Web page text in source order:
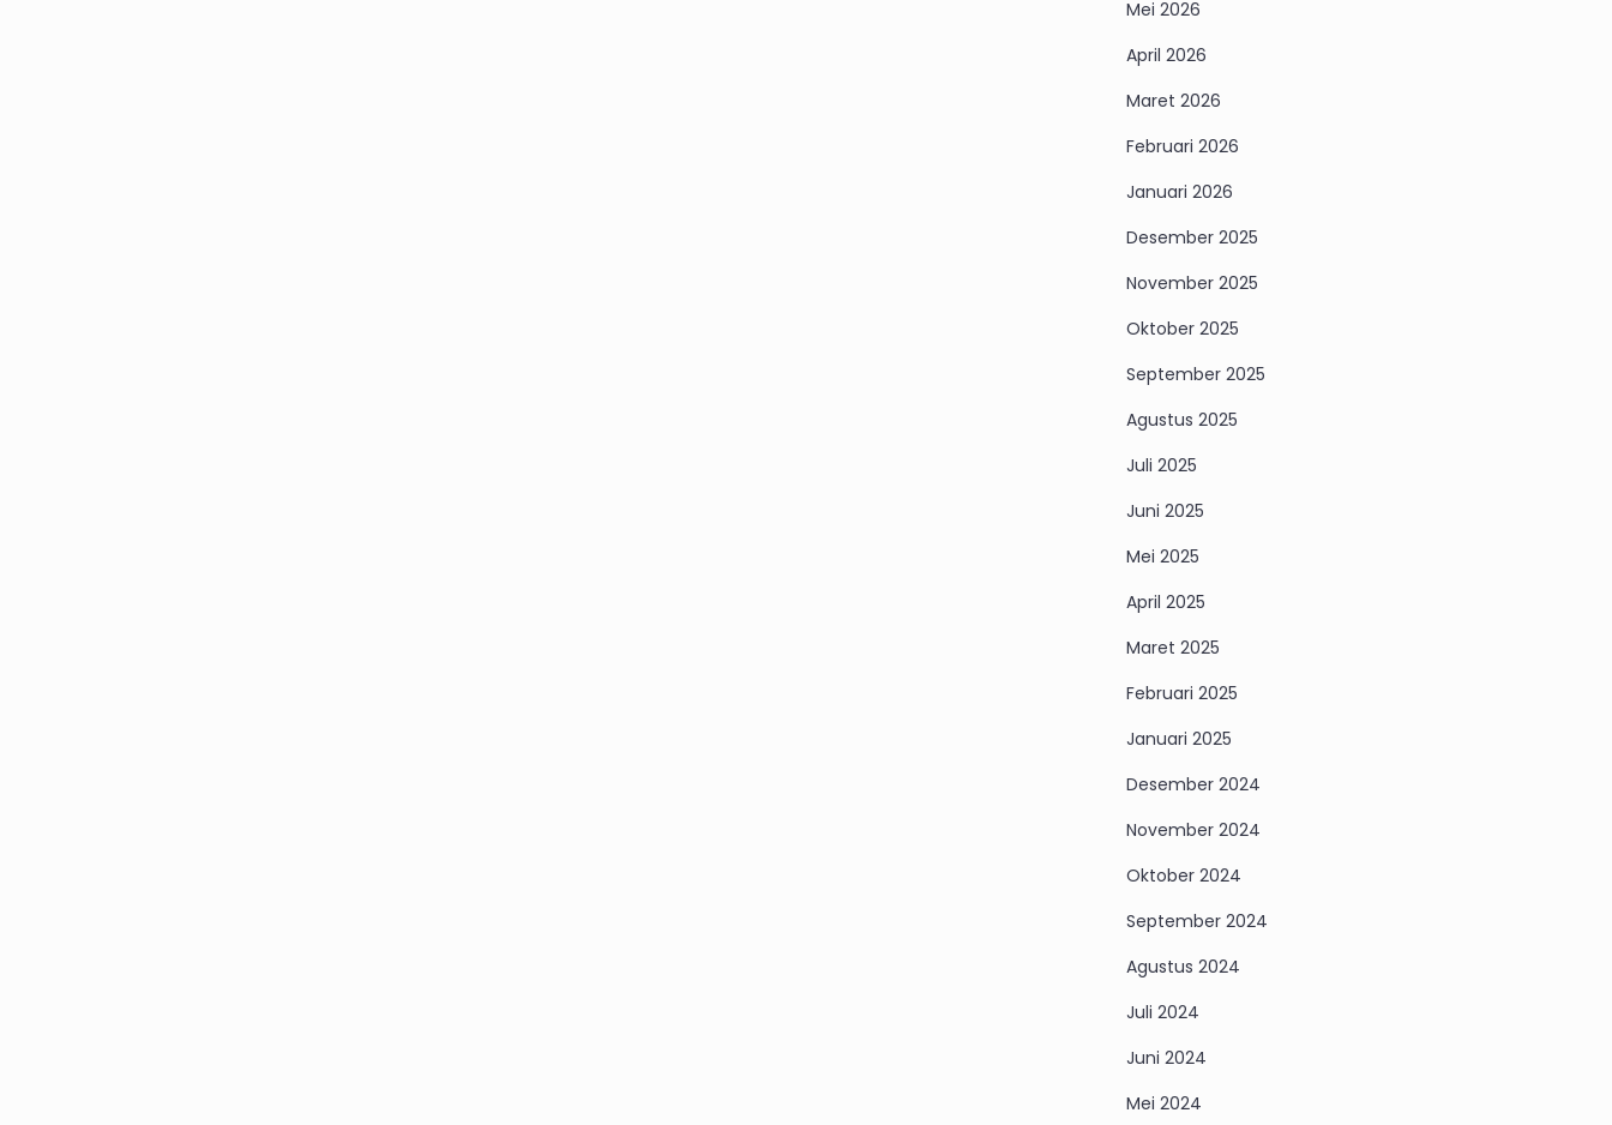
Mei 2026
April 2026
Maret 2026
Februari 2026
Januari 2026
Desember 2025
November 2025
Oktober 2025
September 2025
Agustus 2025
Juli 2025
Juni 2025
Mei 2025
April 2025
Maret 2025
Februari 2025
Januari 2025
Desember 2024
November 2024
Oktober 2024
September 2024
Agustus 2024
Juli 2024
Juni 2024
Mei 2024